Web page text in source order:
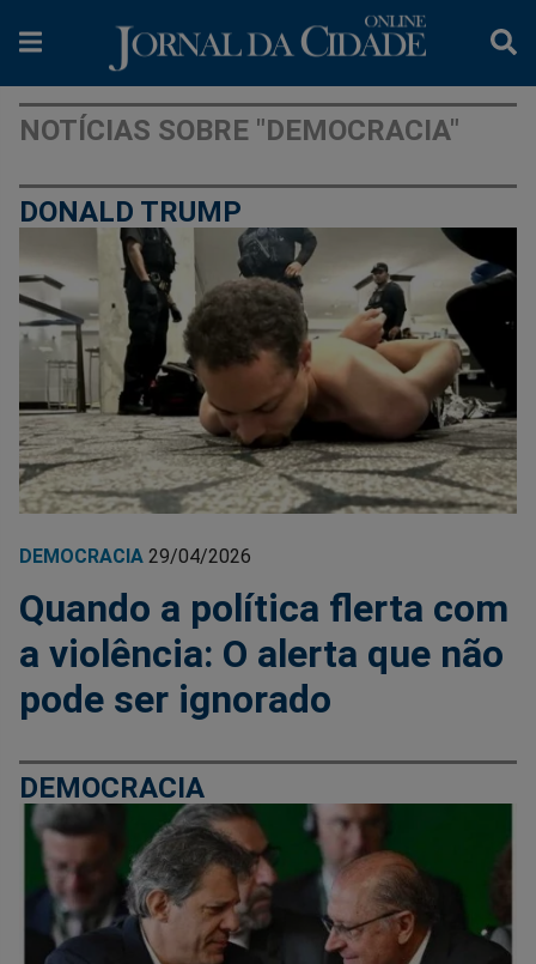
NOTÍCIAS SOBRE "DEMOCRACIA"
DONALD TRUMP
DEMOCRACIA 29/04/2026
Quando a política flerta com
a violência: O alerta que não
pode ser ignorado
DEMOCRACIA